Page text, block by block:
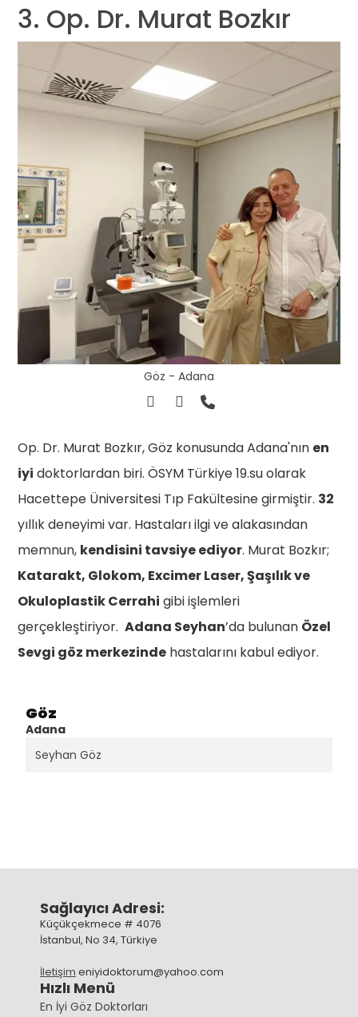
Göz
Adana
Seyhan Göz
3. Op. Dr. Murat Bozkır
Göz - Adana
Op. Dr. Murat Bozkır, Göz konusunda Adana'nın en
iyi doktorlardan biri. ÖSYM Türkiye 19.su olarak
Hacettepe Üniversitesi Tıp Fakültesine girmiştir. 32
yıllık deneyimi var. Hastaları ilgi ve alakasından
memnun, kendisini tavsiye ediyor. Murat Bozkır;
Katarakt, Glokom, Excimer Laser, Şaşılık ve
Okuloplastik Cerrahi gibi işlemleri
gerçekleştiriyor.Adana Seyhan’da bulunan Özel
Sevgi göz merkezinde hastalarını kabul ediyor.
Sağlayıcı Adresi:
Küçükçekmece # 4076
İstanbul, No 34, Türkiye
İletişim eniyidoktorum@yahoo.com
Hızlı Menü
En İyi Göz Doktorları